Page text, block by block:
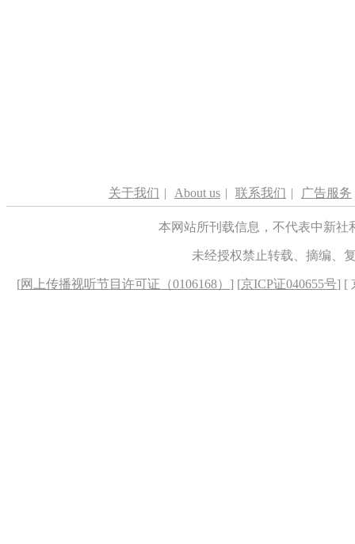
关于我们 | About us | 联系我们 | 广告服务
本网站所刊载信息，不代表中新
未经授权禁止转载、摘编、
[网上传播视听节目许可证（0106168） ] [京ICP证040655号] [